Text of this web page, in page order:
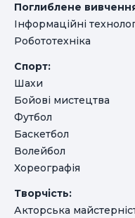
Поглиблене
Інформаційні
Робототехніка
Спорт:
Шахи
Бойові мистецтва
Футбол
Баскетбол
Волейбол
Хореографія
Творчість:
Акторська